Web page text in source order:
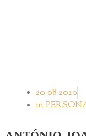
20 08 2020
in